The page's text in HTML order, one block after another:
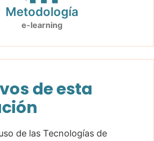
Metodología
e-learning
de esta
de las Tecnologías de